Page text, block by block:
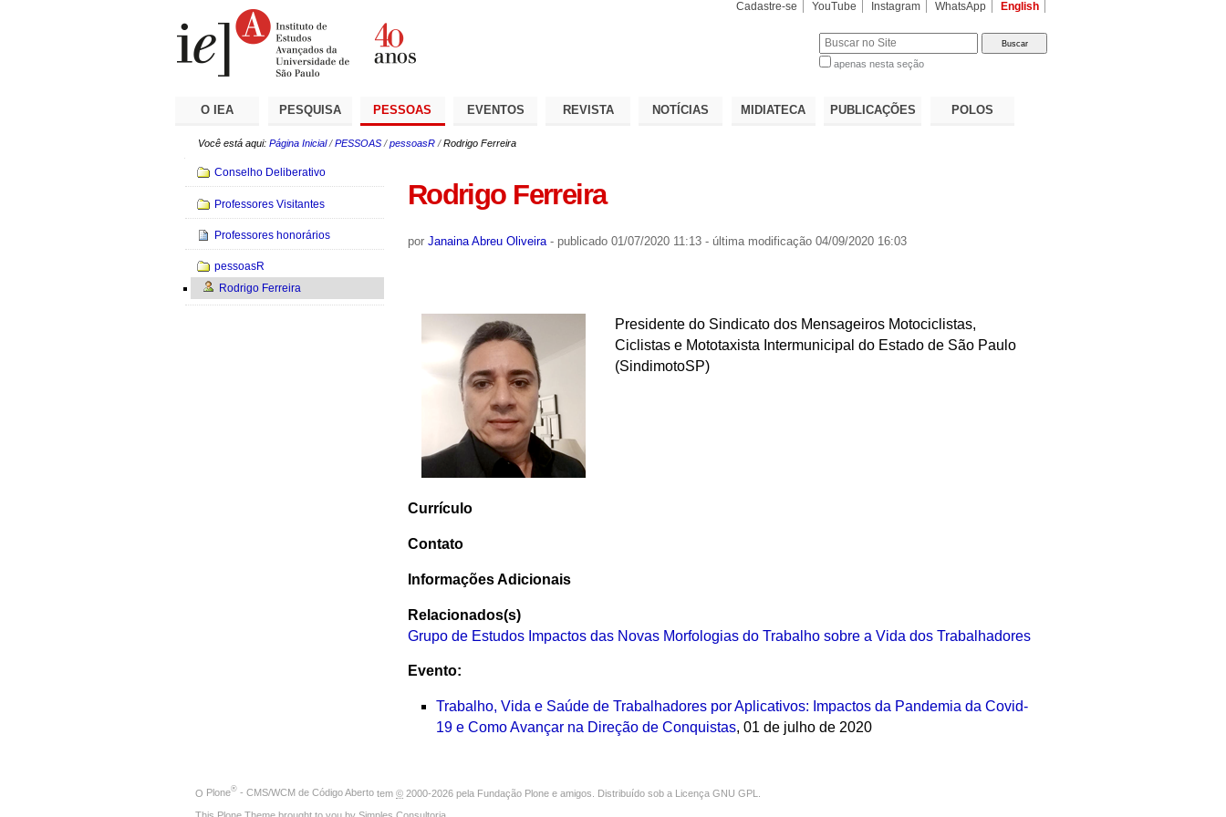
Cadastre-se YouTube Instagram WhatsApp English
apenas nesta seção
O IEA PESQUISA PESSOAS EVENTOS REVISTA NOTÍCIAS MIDIATECA PUBLICAÇÕES POLOS
Você está aqui: Página Inicial /PESSOAS /pessoasR /Rodrigo Ferreira
Rodrigo Ferreira
por Janaina Abreu Oliveira - publicado01/07/2020 11:13 - última modificação04/09/2020 16:03
Presidente do Sindicato dos Mensageiros Motociclistas,
Ciclistas e Mototaxista Intermunicipal do Estado de São Paulo
(SindimotoSP)
Currículo
Contato
Informações Adicionais
Relacionados(s)
Grupo de Estudos Impactos das Novas Morfologias do Trabalho sobre a Vida dos Trabalhadores
Evento:
Trabalho, Vida e Saúde de Trabalhadores por Aplicativos: Impactos da Pandemia da Covid-
19 e Como Avançar na Direção de Conquistas, 01 de julho de 2020
Navegação
Conselho Deliberativo
Professores Visitantes
Professores honorários
pessoasR
Rodrigo Ferreira
O Plone® - CMS/WCM de Código Aberto tem © 2000-2026 pela Fundação Plone e amigos. Distribuído sob a Licença GNU GPL